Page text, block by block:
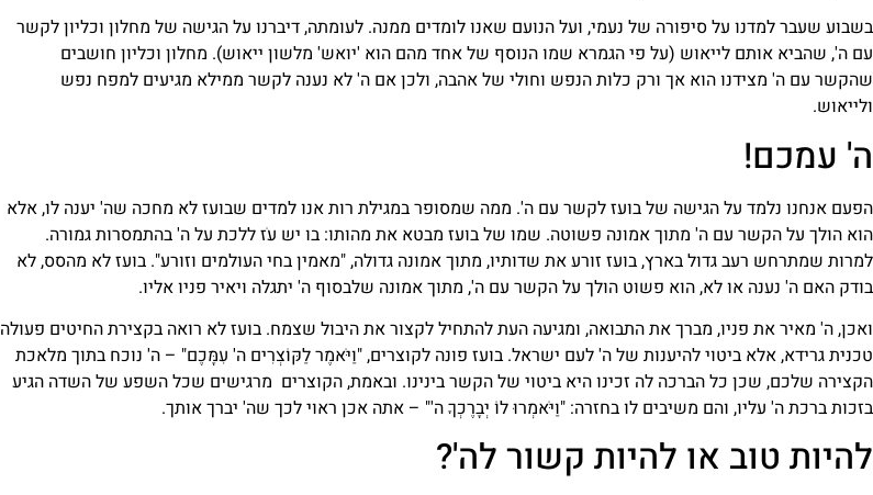
בשבוע שעבר למדנו על סיפורה של נעמי, ועל הנועם שאנו לומדים ממנה. לעומתה, דיברנו על הגישה של מחלון וכליון לקשר
עם ה', שהביא אותם לייאוש (על פי הגמרא שמו הנוסף של אחד מהם הוא 'יואש' מלשון ייאוש). מחלון וכליון חושבים
שהקשר עם ה' מצידנו הוא אך ורק כלות הנפש וחולי של אהבה, ולכן אם ה' לא נענה לקשר ממילא מגיעים למפח נפש
ולייאוש.
ה' עמכם!
הפעם אנחנו נלמד על הגישה של בועז לקשר עם ה'. ממה שמסופר במגילת רות אנו למדים שבועז לא מחכה שה' יענה לו, אלא
הוא הולך על הקשר עם ה' מתוך אמונה פשוטה. שמו של בועז מבטא את מהותו: בו יש עֹז ללכת על ה' בהתמסרות גמורה.
למרות שמתרחש רעב גדול בארץ, בועז זורע את שדותיו, מתוך אמונה גדולה, "מאמין בחי העולמים וזורע". בועז לא מהסס, לא
בודק האם ה' נענה או לא, הוא פשוט הולך על הקשר עם ה', מתוך אמונה שלבסוף ה' יתגלה ויאיר פניו אליו.
ואכן, ה' מאיר את פניו, מברך את התבואה, ומגיעה העת להתחיל לקצור את היבול שצמח. בועז לא רואה בקצירת החיטים פעולה
טכנית גרידא, אלא ביטוי להיענות של ה' לעם ישראל. בועז פונה לקוצרים, "וַיֹּאמֶר לַקּוֹצְרִים ה' עִמָּכֶם" – ה' נוכח בתוך מלאכת
הקצירה שלכם, שכן כל הברכה לה זכינו היא ביטוי של הקשר בינינו. ובאמת, הקוצרים מרגישים שכל השפע של השדה הגיע
בזכות ברכת ה' עליו, והם משיבים לו בחזרה: "וַיֹּאמְרוּ לוֹ יְבָרֶכְךָ ה'" – אתה אכן ראוי לכך שה' יברך אותך.
להיות טוב או להיות קשור לה'?